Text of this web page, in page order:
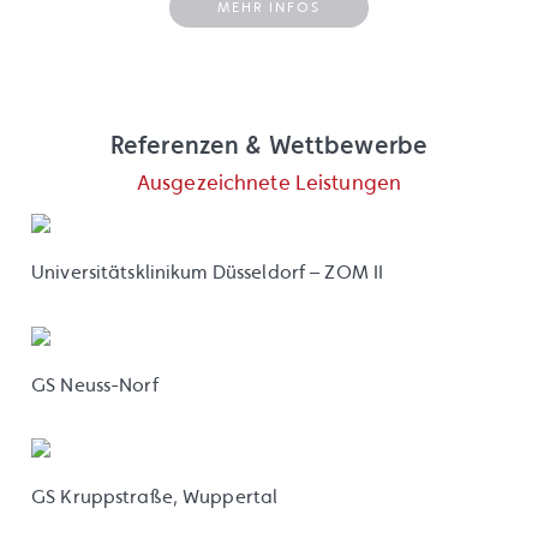
MEHR INFOS
Referenzen & Wettbewerbe
Ausgezeichnete Leistungen
Universitätsklinikum Düsseldorf – ZOM II
GS Neuss-Norf
GS Kruppstraße, Wuppertal